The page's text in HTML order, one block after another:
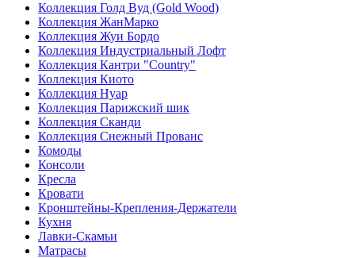
Коллекция Голд Вуд (Gold Wood)
Коллекция ЖанМарко
Коллекция Жуи Бордо
Коллекция Индустриальный Лофт
Коллекция Кантри "Country"
Коллекция Киото
Коллекция Нуар
Коллекция Парижский шик
Коллекция Сканди
Коллекция Снежный Прованс
Комоды
Консоли
Кресла
Кровати
Кронштейны-Крепления-Держатели
Кухня
Лавки-Скамьи
Матрасы